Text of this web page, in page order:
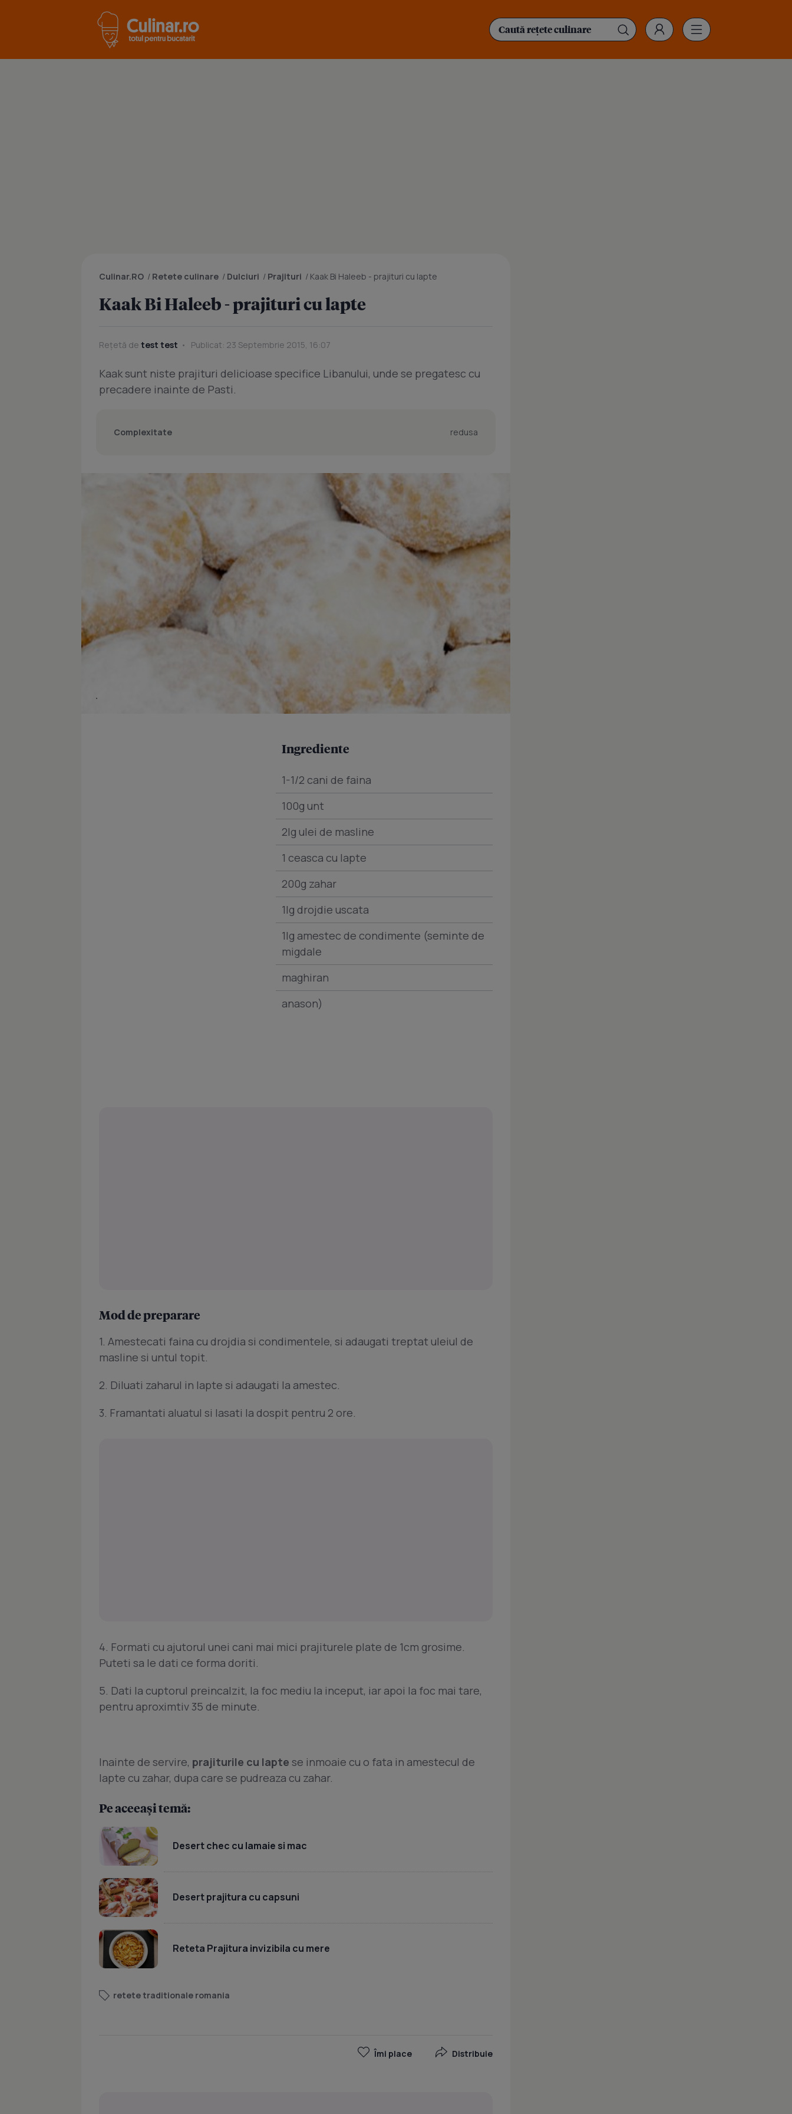
Culinar.RO / Retete culinare / Dulciuri / Prajituri / Kaak Bi Haleeb - prajituri cu lapte
Kaak Bi Haleeb - prajituri cu lapte
Rețetă de test test Publicat: 23 Septembrie 2015, 16:07
Kaak sunt niste prajituri delicioase specifice Libanului, unde se pregatesc cu
precadere inainte de Pasti.
Complexitate redusa
Ingrediente
1-1/2 cani de faina
100g unt
2lg ulei de masline
1 ceasca cu lapte
200g zahar
1lg drojdie uscata
1lg amestec de condimente (seminte de
migdale
maghiran
anason)
Mod de preparare
1. Amestecati faina cu drojdia si condimentele, si adaugati treptat uleiul de
masline si untul topit.
2. Diluati zaharul in lapte si adaugati la amestec.
3. Framantati aluatul si lasati la dospit pentru 2 ore.
4. Formati cu ajutorul unei cani mai mici prajiturele plate de 1cm grosime.
Puteti sa le dati ce forma doriti.
5. Dati la cuptorul preincalzit, la foc mediu la inceput, iar apoi la foc mai tare,
pentru aproximtiv 35 de minute.
Inainte de servire, prajiturile cu lapte se inmoaie cu o fata in amestecul de
lapte cu zahar, dupa care se pudreaza cu zahar.
Pe aceeași temă:
Desert chec cu lamaie si mac
Desert prajitura cu capsuni
Reteta Prajitura invizibila cu mere
retete traditionale romania
Îmi place Distribuie